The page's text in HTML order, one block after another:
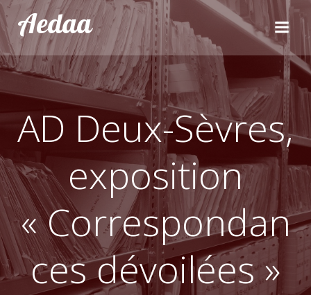
Aller
au
contenu
Aedaa
AD Deux-Sèvres,
exposition
« Correspondan
ces dévoilées »